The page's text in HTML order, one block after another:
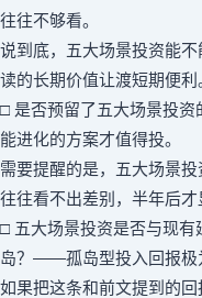
往往不够看。
说到底，五大场景投资能
读的长期价值让渡短期便利
□ 是否预留了五大场景投
能进化的方案才值得投。
需要提醒的是，五大场景
往往看不出差别，半年后才
□ 五大场景投资是否与现
岛？——孤岛型投入回报极
如果把这条和前文提到的